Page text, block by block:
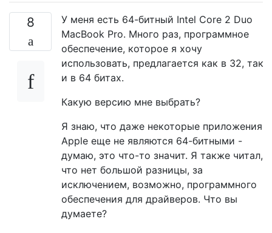
8
У меня есть 64-битный Intel Core 2 Duo
MacBook Pro. Много раз, программное
обеспечение, которое я хочу
использовать, предлагается как в 32, так
и в 64 битах.
Какую версию мне выбрать?
Я знаю, что даже некоторые приложения
Apple еще не являются 64-битными -
думаю, это что-то значит. Я также читал,
что нет большой разницы, за
исключением, возможно, программного
обеспечения для драйверов. Что вы
думаете?